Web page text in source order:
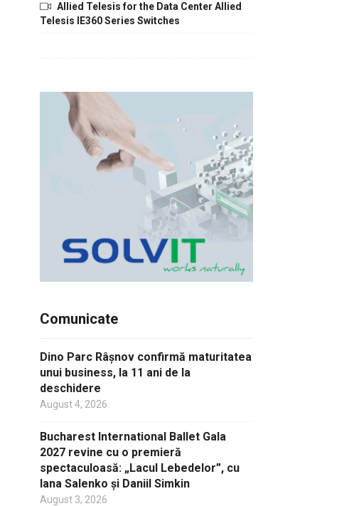
Allied Telesis for the Data Center Allied
Telesis IE360 Series Switches
Comunicate
Dino Parc Râșnov confirmă maturitatea
unui business, la 11 ani de la
deschidere
August 4, 2026
Bucharest International Ballet Gala
2027 revine cu o premieră
spectaculoasă: „Lacul Lebedelor”, cu
Iana Salenko și Daniil Simkin
August 3, 2026